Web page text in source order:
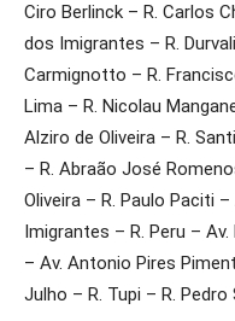
Ciro Berlinck – R. Carlos
dos Imigrantes – R.
Carmignotto – R.
Lima – R. Nicolau
Alziro de Oliveira – R.
– R. Abraão José
Oliveira – R. Paulo Paciti
Imigrantes – R. Peru –
– Av. Antonio Pires
Julho – R. Tupi – R. Pedro